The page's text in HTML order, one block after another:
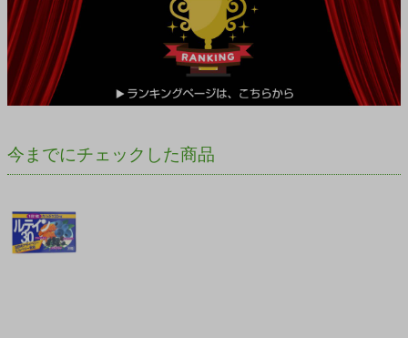
今までにチェックした商品